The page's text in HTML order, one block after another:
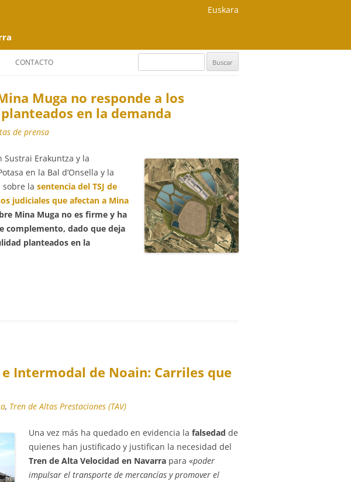
Euskara
CONTACTO
Buscar:
Muga no responde a los
en la demanda
de prensa
Sustrai Erakuntza y la
en la Bal d’Onsella y la
sobre lasentencia del TSJ de
judiciales que afectan a Mina
Mina Muga no es firme y ha
complemento, dado que deja
planteados en la
e Intermodal de Noain: Carriles que
, Tren de Altas Prestaciones (TAV)
Una vez más ha quedado en evidencia lafalsedad de
quienes han justificado y justifican la necesidad del
Tren de Alta Velocidad en Navarra para «poder
impulsar el transporte de mercancías y promover el